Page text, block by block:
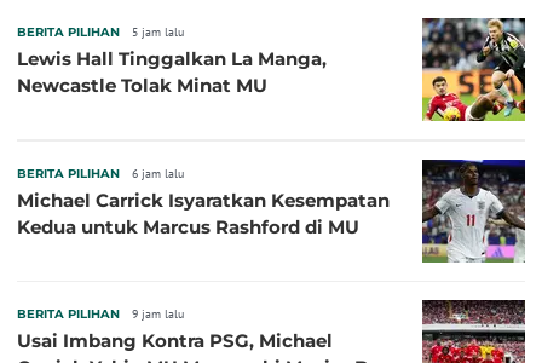
BERITA PILIHAN 5 jam lalu
Lewis Hall Tinggalkan La Manga,
Newcastle Tolak Minat MU
BERITA PILIHAN 6 jam lalu
Michael Carrick Isyaratkan Kesempatan
Kedua untuk Marcus Rashford di MU
BERITA PILIHAN 9 jam lalu
Usai Imbang Kontra PSG, Michael